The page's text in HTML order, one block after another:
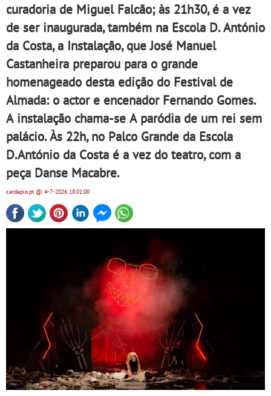
curadoria de Miguel Falcão; às 21h30, é a vez
de ser inaugurada, também na Escola D. António
da Costa, a Instalação, que José Manuel
Castanheira preparou para o grande
homenageado desta edição do Festival de
Almada: o actor e encenador Fernando Gomes.
A instalação chama-se A paródia de um rei sem
palácio. Às 22h, no Palco Grande da Escola
D.António da Costa é a vez do teatro, com a
peça Danse Macabre.
cardapio.pt@ 4-7-2026 18:01:00